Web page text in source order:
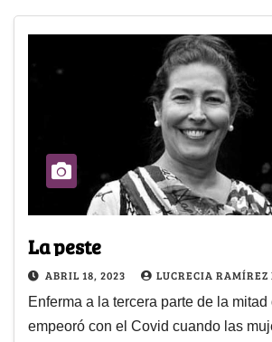
La peste
ABRIL 18, 2023 LUCRECIA RAMÍREZ
Enferma a la tercera parte de la
empeoró con el Covid cuando las